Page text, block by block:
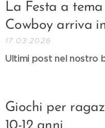
La Festa a tema
Cowboy arriva
17.03.2026
Ultimi post nel nostro
Giochi per